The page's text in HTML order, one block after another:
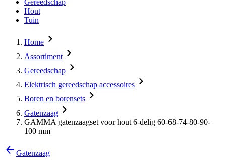
Gereedschap
Hout
Tuin
Home
Assortiment
Gereedschap
Elektrisch gereedschap accessoires
Boren en borensets
Gatenzaag
GAMMA gatenzaagset voor hout 6-delig 60-68-74-80-90-
100 mm
Gatenzaag